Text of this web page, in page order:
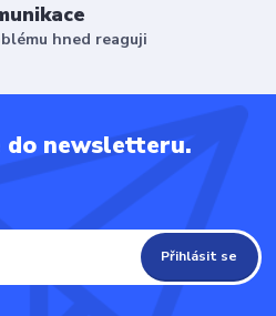
hned reaguji
do newsletteru.
Přihlásit se